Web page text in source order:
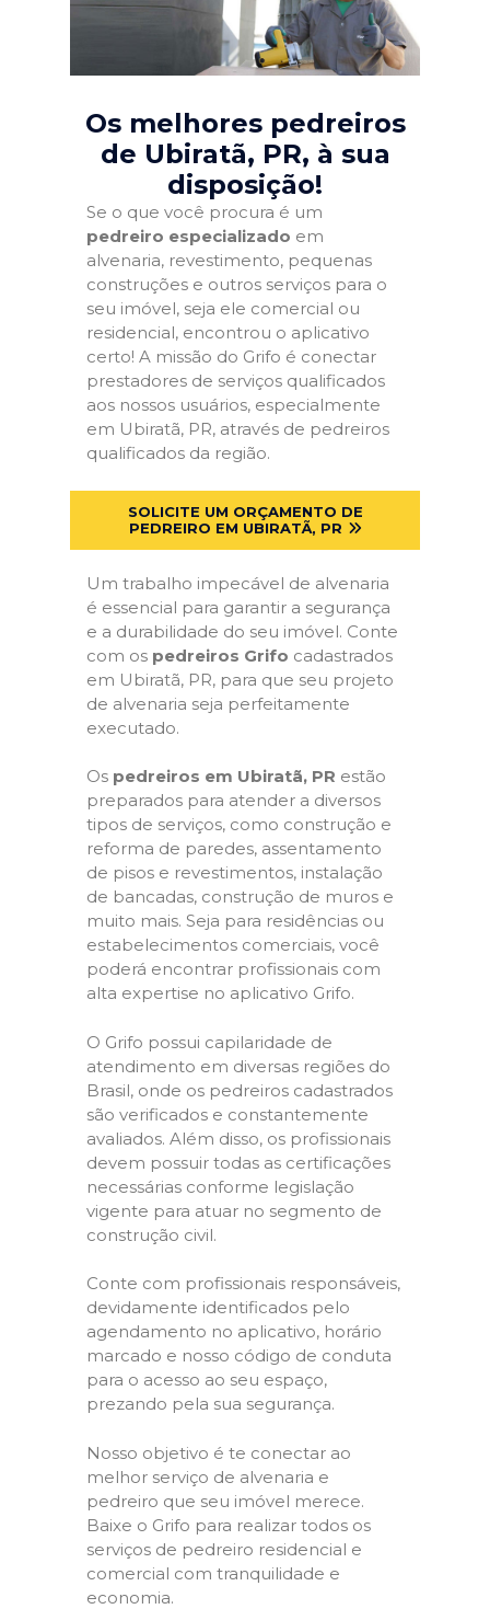
Os melhores pedreiros
de Ubiratã, PR, à sua
disposição!
Se o que você procura é um
pedreiro especializado em
alvenaria, revestimento, pequenas
construções e outros serviços para o
seu imóvel, seja ele comercial ou
residencial, encontrou o aplicativo
certo! A missão do Grifo é conectar
prestadores de serviços qualificados
aos nossos usuários, especialmente
em Ubiratã, PR, através de pedreiros
qualificados da região.
SOLICITE UM ORÇAMENTO DE
PEDREIRO EM UBIRATÃ, PR
Um trabalho impecável de alvenaria
é essencial para garantir a segurança
e a durabilidade do seu imóvel. Conte
com os pedreiros Grifo cadastrados
em Ubiratã, PR, para que seu projeto
de alvenaria seja perfeitamente
executado.
Os pedreiros em Ubiratã, PR estão
preparados para atender a diversos
tipos de serviços, como construção e
reforma de paredes, assentamento
de pisos e revestimentos, instalação
de bancadas, construção de muros e
muito mais. Seja para residências ou
estabelecimentos comerciais, você
poderá encontrar profissionais com
alta expertise no aplicativo Grifo.
O Grifo possui capilaridade de
atendimento em diversas regiões do
Brasil, onde os pedreiros cadastrados
são verificados e constantemente
avaliados. Além disso, os profissionais
devem possuir todas as certificações
necessárias conforme legislação
vigente para atuar no segmento de
construção civil.
Conte com profissionais responsáveis,
devidamente identificados pelo
agendamento no aplicativo, horário
marcado e nosso código de conduta
para o acesso ao seu espaço,
prezando pela sua segurança.
Nosso objetivo é te conectar ao
melhor serviço de alvenaria e
pedreiro que seu imóvel merece.
Baixe o Grifo para realizar todos os
serviços de pedreiro residencial e
comercial com tranquilidade e
economia.